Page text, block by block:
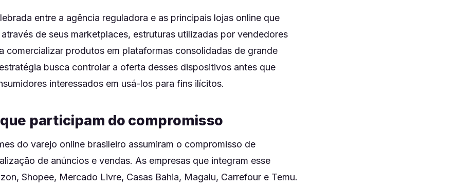
entre a agência reguladora e as principais lojas online que
de seus marketplaces, estruturas utilizadas por vendedores
comercializar produtos em plataformas consolidadas de grande
busca controlar a oferta desses dispositivos antes que
interessados em usá-los para fins ilícitos.
participam do compromisso
do varejo online brasileiro assumiram o compromisso de
de anúncios e vendas. As empresas que integram esse
Shopee, Mercado Livre, Casas Bahia, Magalu, Carrefour e Temu.